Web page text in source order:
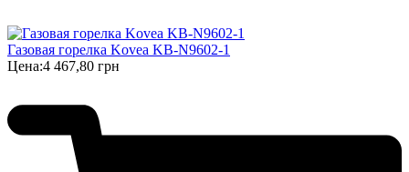
Газовая горелка Kovea KB-N9602-1
Цена:4 467,80 грн